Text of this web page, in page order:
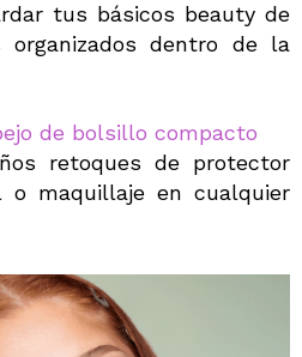
tus básicos beauty de
organizados dentro de la
de bolsillo compacto
retoques de protector
o maquillaje en cualquier